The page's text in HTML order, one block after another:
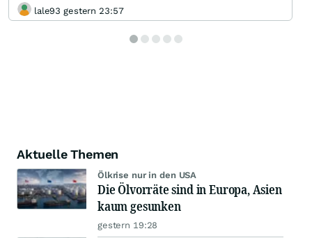
lale93 gestern 23:57
Aktuelle Themen
Ölkrise nur in den USA
Die Ölvorräte sind in Europa, Asien
kaum gesunken
gestern 19:28